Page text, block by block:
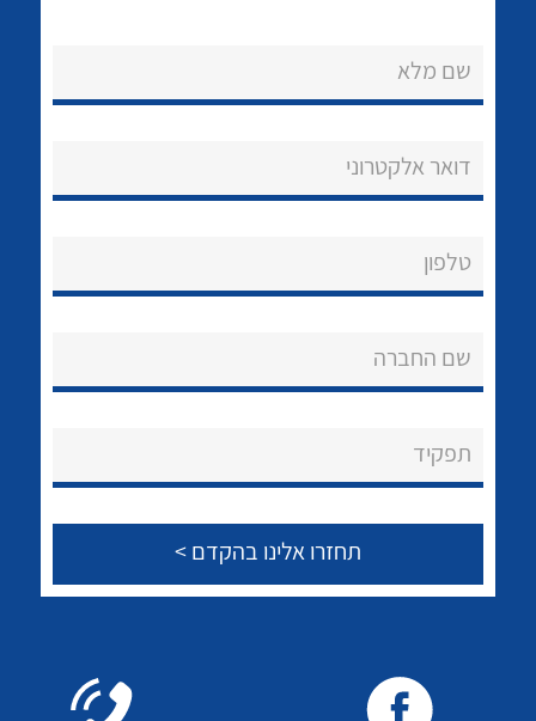
נקודות מכירה
About Ateka Ltd.
צור קשר
לכל מוצרי היצרן
לכל מוצרי היצרן לכל מוצרי היצרן
שם מלא
דואר אלקטרוני
טלפון
שם החברה
תפקיד